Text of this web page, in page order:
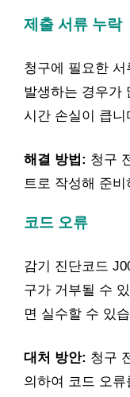
제출 서류 누락
청구에 필요한
발생하는 경우가
시간 손실이 큽니
해결 방법: 청구
트로 작성해 준비
코드 오류
감기 진단코드
구가 거부될 수
면 실수할 수 있
대처 방안: 청구
의하여 코드 오